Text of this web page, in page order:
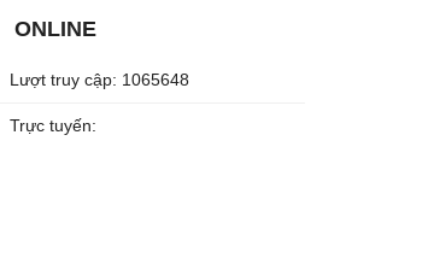
ONLINE
Lượt truy cập: 1065648
Trực tuyến: